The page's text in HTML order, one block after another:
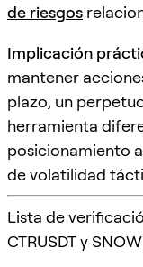
de riesgos
Implicación
mantener
plazo, un
herramienta
posicionamiento
de volatilidad
Lista de
CTRUSDT y